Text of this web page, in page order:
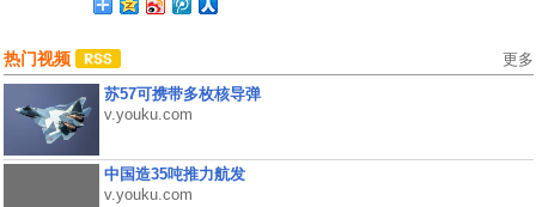
热门视频 更多
苏57可携带多枚核导弹
v.youku.com
中国造35吨推力航发
v.youku.com